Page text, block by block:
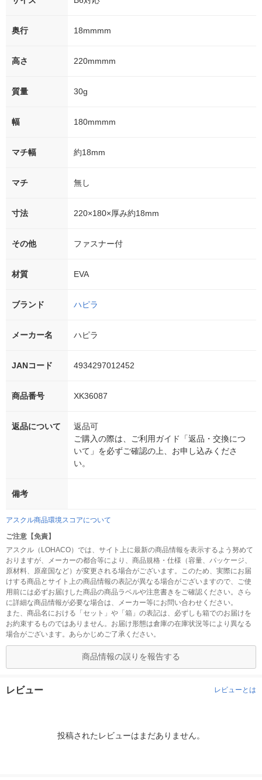
奥行 18mmmm
高さ 220mmmm
質量 30g
幅 180mmmm
マチ幅 約18mm
マチ 無し
寸法 220×180×厚み約18mm
その他 ファスナー付
材質 EVA
ブランド ハピラ
メーカー名 ハピラ
JANコード 4934297012452
商品番号 XK36087
返品について
返品可
ご購入の際は、ご利用ガイド「返品・交換につ
いて」を必ずご確認の上、お申し込みくださ
い。
備考
アスクル商品環境スコアについて
ご注意【免責】
アスクル（LOHACO）では、サイト上に最新の商品情報を表示するよう努めて
おりますが、メーカーの都合等により、商品規格・仕様（容量、パッケージ、
原材料、原産国など）が変更される場合がございます。このため、実際にお届
けする商品とサイト上の商品情報の表記が異なる場合がございますので、ご使
用前には必ずお届けした商品の商品ラベルや注意書きをご確認ください。さら
に詳細な商品情報が必要な場合は、メーカー等にお問い合わせください。
また、商品名における「セット」や「箱」の表記は、必ずしも箱でのお届けを
お約束するものではありません。お届け形態は倉庫の在庫状況等により異なる
場合がございます。あらかじめご了承ください。
商品情報の誤りを報告する
レビュー レビューとは
投稿されたレビューはまだありません。